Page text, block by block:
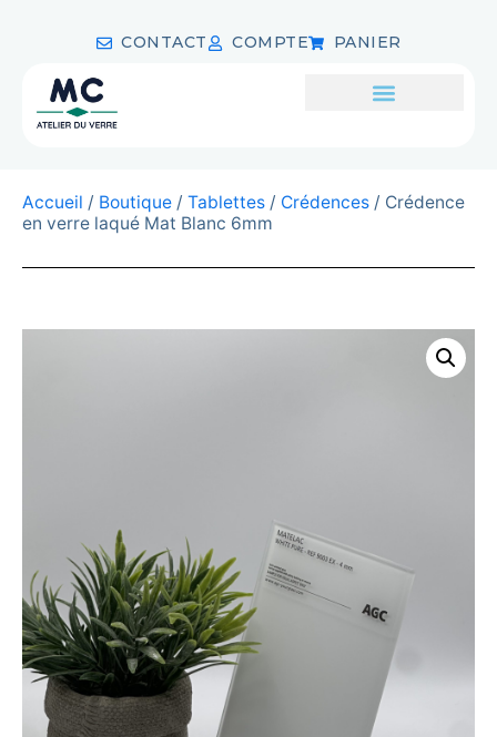
CONTACT COMPTE PANIER
Accueil / Boutique / Tablettes / Crédences / Crédence
en verre laqué Mat Blanc 6mm